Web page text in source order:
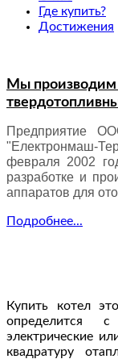
Где купить?
Достижения
Мы производим
Предприятие
"Електронмаш-
февраля 2002
разработке и
аппаратов для
Подробнее...
Купить котел
определится
электрические
квадратуру